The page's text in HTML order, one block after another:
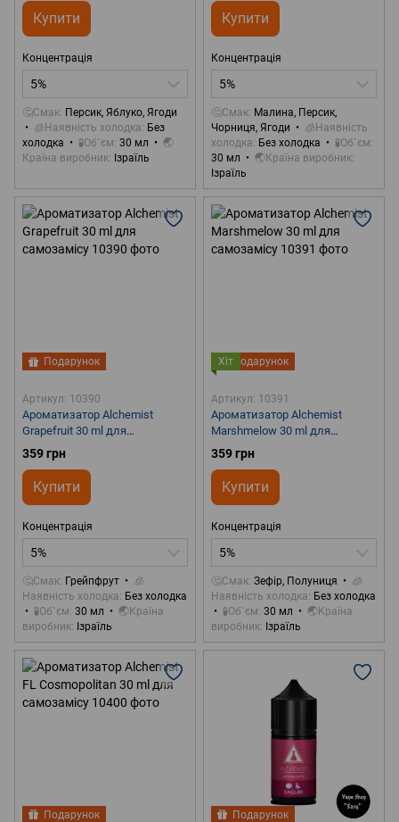
Купити
Концентрація
5%
🤔Смак Персик, Яблуко, Ягоди
🧊Наявність холодка
Без
холодка
🧪Об`єм 30 мл
🌏
Країна виробник
Ізраїль
Купити
Концентрація
5%
🤔Смак Малина, Персик,
Чорниця, Ягоди
🧊Наявність
холодка
Без холодка
🧪Об`єм
30 мл
🌏Країна виробник
Ізраїль
Подарунок
Артикул: 10390
Ароматизатор Alchemist
Grapefruit 30 ml для
самозамісу
359 грн
Купити
Концентрація
5%
🤔Смак Грейпфрут
🧊
Наявність холодка Без холодка
🧪Об`єм 30 мл
🌏Країна
виробник Ізраїль
Подарунок
Хіт
Артикул: 10391
Ароматизатор Alchemist
Marshmelow 30 ml для
самозамісу
359 грн
Купити
Концентрація
5%
🤔Смак Зефір, Полуниця
🧊
Наявність холодка Без холодка
🧪Об`єм 30 мл
🌏Країна
виробник Ізраїль
Подарунок
Подарунок